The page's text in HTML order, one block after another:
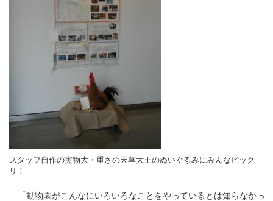
スタッフ自作の実物大・重さの天草大王のぬいぐるみにみんなビック
リ！
「動物園がこんなにいろいろなことをやっているとは知らなかっ